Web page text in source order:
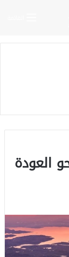
العودة